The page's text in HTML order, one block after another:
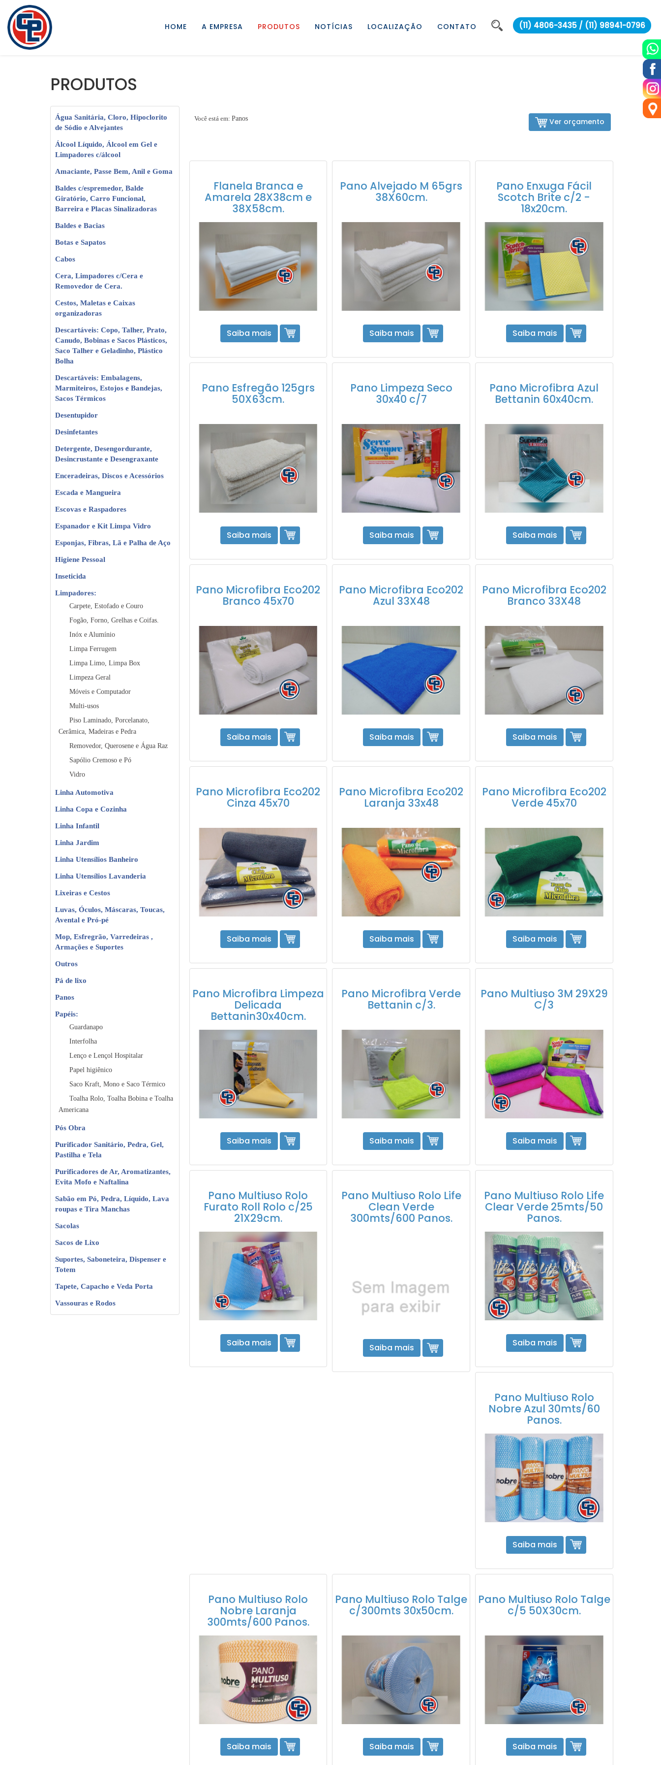
HOME A EMPRESA PRODUTOS NOTÍCIAS LOCALIZAÇÃO CONTATO (11) 4806-3435 / (11) 98941-0796
PRODUTOS
Água Sanitária, Cloro, Hipoclorito
de Sódio e Alvejantes
Álcool Líquido, Álcool em Gel e
Limpadores c/álcool
Amaciante, Passe Bem, Anil e Goma
Baldes c/espremedor, Balde
Giratório, Carro Funcional,
Barreira e Placas Sinalizadoras
Baldes e Bacias
Botas e Sapatos
Cabos
Cera, Limpadores c/Cera e
Removedor de Cera.
Cestos, Maletas e Caixas
organizadoras
Descartáveis: Copo, Talher, Prato,
Canudo, Bobinas e Sacos Plásticos,
Saco Talher e Geladinho, Plástico
Bolha
Descartáveis: Embalagens,
Marmiteiros, Estojos e Bandejas,
Sacos Térmicos
Desentupidor
Desinfetantes
Detergente, Desengordurante,
Desincrustante e Desengraxante
Enceradeiras, Discos e Acessórios
Escada e Mangueira
Escovas e Raspadores
Espanador e Kit Limpa Vidro
Esponjas, Fibras, Lã e Palha de Aço
Higiene Pessoal
Inseticida
Limpadores:
Carpete, Estofado e Couro
Fogão, Forno, Grelhas e Coifas.
Inóx e Alumínio
Limpa Ferrugem
Limpa Limo, Limpa Box
Limpeza Geral
Móveis e Computador
Multi-usos
Piso Laminado, Porcelanato,
Cerâmica, Madeiras e Pedra
Removedor, Querosene e Água Raz
Sapólio Cremoso e Pó
Vidro
Linha Automotiva
Linha Copa e Cozinha
Linha Infantil
Linha Jardim
Linha Utensílios Banheiro
Linha Utensílios Lavanderia
Lixeiras e Cestos
Luvas, Óculos, Máscaras, Toucas,
Avental e Pró-pé
Mop, Esfregrão, Varredeiras ,
Armações e Suportes
Outros
Pá de lixo
Panos
Papéis:
Guardanapo
Interfolha
Lenço e Lençol Hospitalar
Papel higiênico
Saco Kraft, Mono e Saco Térmico
Toalha Rolo, Toalha Bobina e Toalha
Americana
Pós Obra
Purificador Sanitário, Pedra, Gel,
Pastilha e Tela
Purificadores de Ar, Aromatizantes,
Evita Mofo e Naftalina
Sabão em Pó, Pedra, Líquido, Lava
roupas e Tira Manchas
Sacolas
Sacos de Lixo
Suportes, Saboneteira, Dispenser e
Totem
Tapete, Capacho e Veda Porta
Vassouras e Rodos
Você está em: Panos Ver orçamento
Flanela Branca e
Amarela 28X38cm e
38X58cm.
Saiba mais
Pano Alvejado M 65grs
38X60cm.
Saiba mais
Pano Enxuga Fácil
Scotch Brite c/2 -
18x20cm.
Saiba mais
Pano Esfregão 125grs
50X63cm.
Saiba mais
Pano Limpeza Seco
30x40 c/7
Saiba mais
Pano Microfibra Azul
Bettanin 60x40cm.
Saiba mais
Pano Microfibra Eco202
Branco 45x70
Saiba mais
Pano Microfibra Eco202
Azul 33X48
Saiba mais
Pano Microfibra Eco202
Branco 33X48
Saiba mais
Pano Microfibra Eco202
Cinza 45x70
Saiba mais
Pano Microfibra Eco202
Laranja 33x48
Saiba mais
Pano Microfibra Eco202
Verde 45x70
Saiba mais
Pano Microfibra Limpeza
Delicada
Bettanin30x40cm.
Saiba mais
Pano Microfibra Verde
Bettanin c/3.
Saiba mais
Pano Multiuso 3M 29X29
C/3
Saiba mais
Pano Multiuso Rolo
Furato Roll Rolo c/25
21X29cm.
Saiba mais
Pano Multiuso Rolo Life
Clean Verde
300mts/600 Panos.
Saiba mais
Pano Multiuso Rolo Life
Clear Verde 25mts/50
Panos.
Saiba mais
Pano Multiuso Rolo
Nobre Azul 30mts/60
Panos.
Saiba mais
Pano Multiuso Rolo
Nobre Laranja
300mts/600 Panos.
Saiba mais
Pano Multiuso Rolo Talge
c/300mts 30x50cm.
Saiba mais
Pano Multiuso Rolo Talge
c/5 50X30cm.
Saiba mais